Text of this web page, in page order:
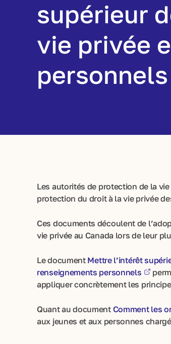
supérieur
vie privée
personnels
Les autorités de protection de la
protection du droit à la vie privée
Ces documents découlent de
vie privée au Canada lors de leur
Le document Mettre l’intérêt
renseignements personnels
appliquer concrètement les
Quant au document Comment les
aux jeunes et aux personnes